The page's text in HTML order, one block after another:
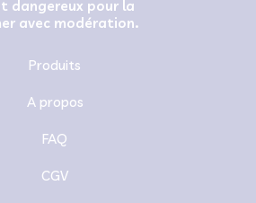
dangereux pour la
avec modération.
Produits
A propos
FAQ
CGV